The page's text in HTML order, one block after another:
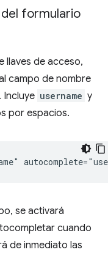
formulario
llaves de acceso,
campo de nombre
Incluye username y
por espacios.
se activará
cuando
de inmediato las